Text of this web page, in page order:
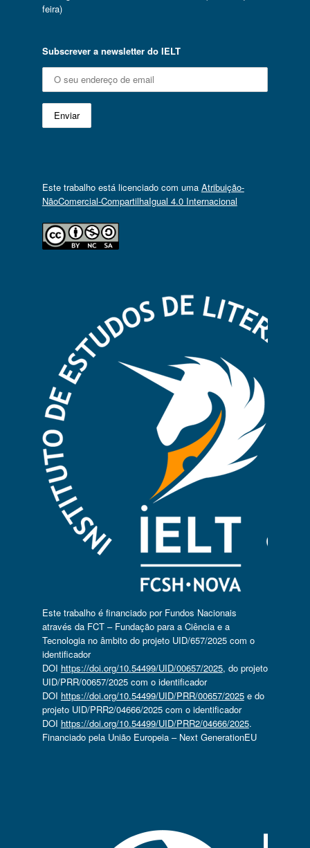
feira)
Subscrever a newsletter do IELT
Este trabalho está licenciado com uma Atribuição-
NãoComercial-CompartilhaIgual 4.0 Internacional
Este trabalho é financiado por Fundos Nacionais
através da FCT – Fundação para a Ciência e a
Tecnologia no âmbito do projeto UID/657/2025 com o
identificador
DOI https://doi.org/10.54499/UID/00657/2025, do projeto
UID/PRR/00657/2025 com o identificador
DOI https://doi.org/10.54499/UID/PRR/00657/2025e do
projeto UID/PRR2/04666/2025 com o identificador
DOI https://doi.org/10.54499/UID/PRR2/04666/2025.
Financiado pela União Europeia – Next GenerationEU